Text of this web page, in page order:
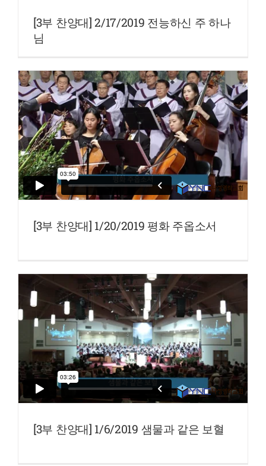
[3부 찬양대] 2/17/2019 전능하신 주 하나
님
[3부 찬양대] 1/20/2019 평화 주옵소서
[3부 찬양대] 1/6/2019 샘물과 같은 보혈